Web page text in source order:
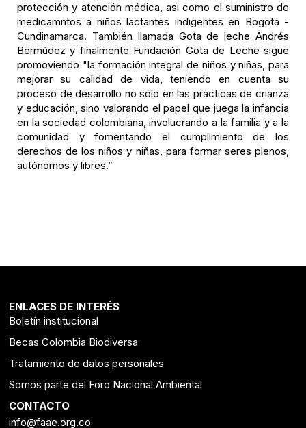
protección y atención médica, asi como el suministro de
medicamntos a niños lactantes indigentes en Bogotá -
Cundinamarca. También llamada Gota de leche Andrés
Bermúdez y finalmente Fundación Gota de Leche sigue
promoviendo "la formación integral de niños y niñas, para
mejorar su calidad de vida, teniendo en cuenta su
proceso de desarrollo no sólo en las prácticas de crianza
y educación, sino valorando el papel que juega la infancia
en la sociedad colombiana, involucrando a la familia y a la
comunidad y fomentando el cumplimiento de los
derechos de los niños y niñas, para formar seres plenos,
autónomos y libres.”
ENLACES DE INTERÉS
Boletín institucional
Becas Colombia Biodiversa
Tratamiento de datos personales
Somos parte del Foro Nacional Ambiental
CONTACTO
info@faae.org.co